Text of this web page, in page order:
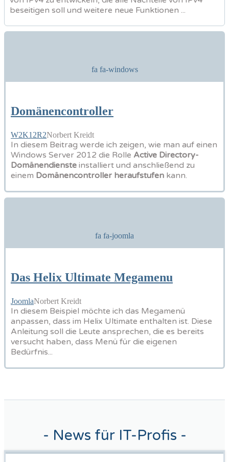
beseitigen soll und weitere neue Funktionen ...
fa fa-windows
Domänencontroller
W2K12R2Norbert Kreidt
In diesem Beitrag werde ich zeigen, wie man auf einen
Windows Server 2012 die Rolle Active Directory-
Domänendienste installiert und anschließend zu
einem Domänencontroller heraufstufen kann.
fa fa-joomla
Das Helix Ultimate Megamenu
JoomlaNorbert Kreidt
In diesem Beispiel möchte ich das Megamenü
anpassen, dass im Helix Ultimate enthalten ist. Diese
Anleitung soll die Leute ansprechen, die es bereits
versucht haben, dass Menü für die eigenen
Bedürfnis...
- News für IT-Profis -